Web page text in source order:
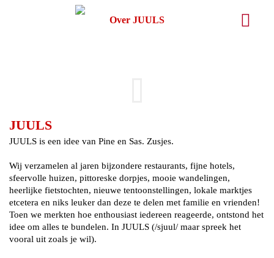
Over JUULS
JUULS
JUULS is een idee van Pine en Sas. Zusjes.
Wij verzamelen al jaren bijzondere restaurants, fijne hotels,
sfeervolle huizen, pittoreske dorpjes, mooie wandelingen,
heerlijke fietstochten, nieuwe tentoonstellingen, lokale marktjes
etcetera en niks leuker dan deze te delen met familie en vrienden!
Toen we merkten hoe enthousiast iedereen reageerde, ontstond het
idee om alles te bundelen. In JUULS (/sjuul/ maar spreek het
vooral uit zoals je wil).